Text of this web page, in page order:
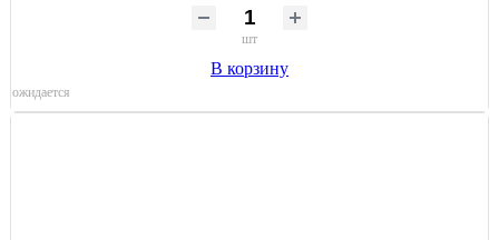
шт
В корзину
ожидается